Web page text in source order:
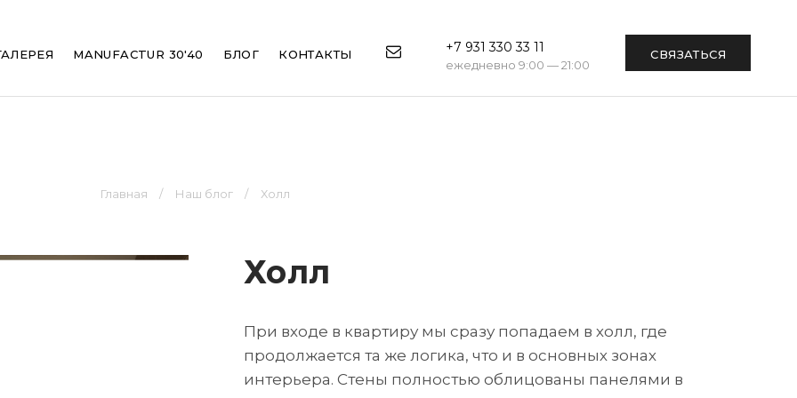
MANUFACTUR 30'40 БЛОГ КОНТАКТЫ +7 931 330 33 11
ежедневно 9:00 — 21:00
СВЯЗАТЬСЯ
Главная Наш блог Холл
Холл
При входе в квартиру мы сразу попадаем в холл, где
продолжается та же логика, что и в основных зонах
интерьера. Стены полностью облицованы панелями в